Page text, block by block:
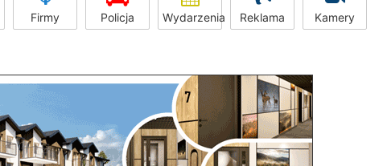
Firmy Policja Wydarzenia Reklama Kamery